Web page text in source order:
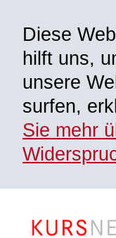
Diese
hilft uns,
unsere
surfen,
Sie mehr